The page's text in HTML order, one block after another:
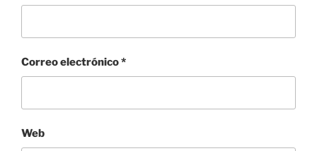
Correo electrónico*
Web